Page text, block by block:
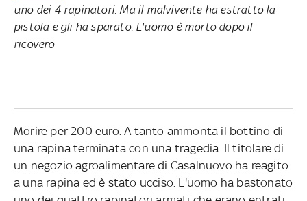
uno dei 4 rapinatori. Ma il malvivente ha estratto la
pistola e gli ha sparato. L'uomo è morto dopo il
ricovero
Morire per 200 euro. A tanto ammonta il bottino di
una rapina terminata con una tragedia. Il titolare di
un negozio agroalimentare di Casalnuovo ha reagito
a una rapina ed è stato ucciso. L'uomo ha bastonato